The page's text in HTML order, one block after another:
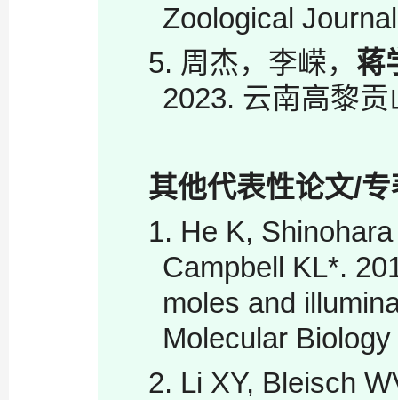
Zoological
5. 周杰，李嵘， 蒋
2023. 云南高黎
其他代表性论文/专
1. He K,
Campbell KL*.
moles and
Molecular
2. Li XY, Bleisch